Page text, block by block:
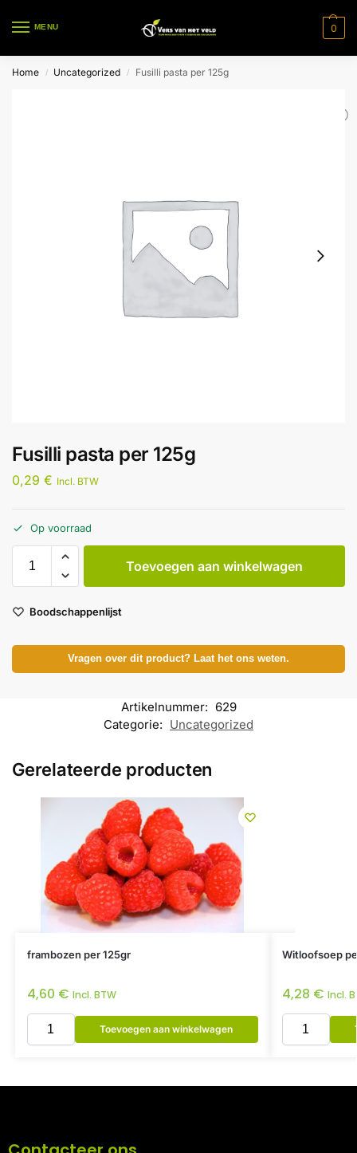
MENU 0
Home / Uncategorized / Fusilli pasta per 125g
Fusilli pasta per 125g
0,29 € Incl. BTW
Op voorraad
Toevoegen aan winkelwagen
Boodschappenlijst
Vragen over dit product? Laat het ons weten.
Artikelnummer: 629
Categorie: Uncategorized
Gerelateerde producten
frambozen per 125gr
4,60 € Incl. BTW
Toevoegen aan winkelwagen
Witloofsoep
4,28 € Incl.